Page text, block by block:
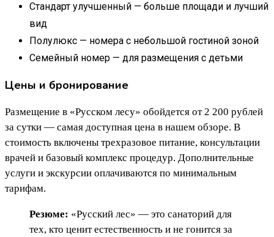
Стандарт улучшенный — больше площади и лучший
вид
Полулюкс — номера с небольшой гостиной зоной
Семейный номер — для размещения с детьми
Цены и бронирование
Размещение в «Русском лесу» обойдется от 2 200 рублей
за сутки — самая доступная цена в нашем обзоре. В
стоимость включены трехразовое питание, консультации
врачей и базовый комплекс процедур. Дополнительные
услуги и экскурсии оплачиваются по минимальным
тарифам.
Резюме: «Русский лес» — это санаторий для
тех, кто ценит естественность и не гонится за